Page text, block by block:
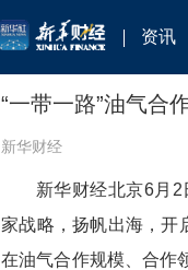
资讯
“一带一路”油气合
新华财经
新华财经北京6月2
家战略，扬帆出海，开
在油气合作规模、合作